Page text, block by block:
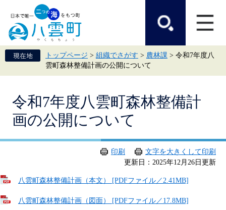
頭
で
飛
ば
て
トップページ > 組織でさがす > 農林課 > 令和7年度八
雲町森林整備計画の公開について
令和7年度八雲町森林整備計
画の公開について
印刷
文字を大きくして印刷
更新日：2025年12月26日更新
八雲町森林整備計画（本文） [PDFファイル／2.41MB]
八雲町森林整備計画（図面） [PDFファイル／17.8MB]